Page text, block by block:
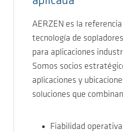
AERZEN es la
tecnología de
para aplicaciones
Somos socios
aplicaciones y
soluciones que
Fiabilidad operativa